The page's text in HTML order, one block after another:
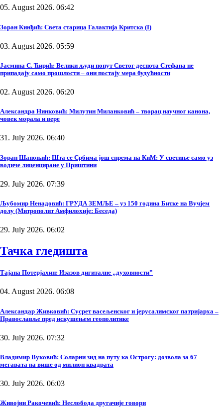
05. August 2026. 06:42
Зоран Кинђић: Света старица Галактија Критска (I)
03. August 2026. 05:59
Јасмина С. Ћирић: Велики људи попут Светог деспота Стефана не
припадају само прошлости – они постају мера будућности
02. August 2026. 06:20
Александра Нинковић: Милутин Миланковић – творац научног канона,
човек морала и вере
31. July 2026. 06:40
Зоран Шапоњић: Шта се Србима још спрема на КиМ: У светиње само уз
водиче лиценциране у Приштини
29. July 2026. 07:39
Љубомир Ненадовић: ГРУДА ЗЕМЉЕ – уз 150 година Битке на Вучјем
долу (Митрополит Амфилохије: Беседа)
29. July 2026. 06:02
Тачка гледишта
Тајана Потерјахин: Изазов дигиталне „духовности”
04. August 2026. 06:08
Александар Живковић: Сусрет васељенског и јерусалимског патријарха –
Православље пред искушењем геополитике
30. July 2026. 07:32
Владимир Вуковић: Соларни зид на путу ка Острогу: дозвола за 67
мегавата на више од милион квадрата
30. July 2026. 06:03
Живојин Ракочевић: Неслобода другачије говори